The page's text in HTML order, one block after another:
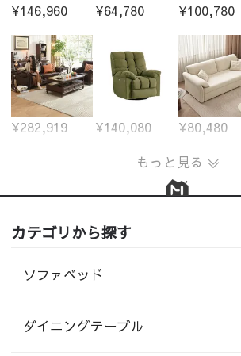
¥146,960 ¥64,780 ¥100,780
¥282,919 ¥140,080 ¥80,480
もっと見る
カテゴリから探す
ソファベッド
ダイニングテーブル